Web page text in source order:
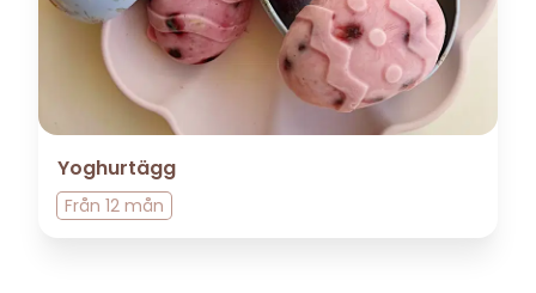
Yoghurtägg
Från 12 mån